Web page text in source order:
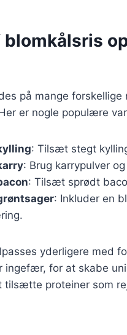
blomkålsris
på mange
er nogle populære
: Tilsæt stegt
: Brug karrypulver
: Tilsæt sprødt
: Inkluder en
yderligere med
ingefær, for at skabe
tilsætte proteiner som